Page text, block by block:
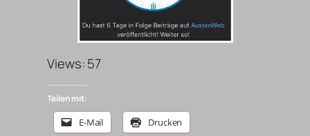
Views: 57
Teilen mit:
E-Mail Drucken